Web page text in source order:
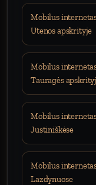
Mobilus
Utenos apskrityje
Mobilus
Tauragės
Mobilus
Justiniškėse
Mobilus
Lazdynuose